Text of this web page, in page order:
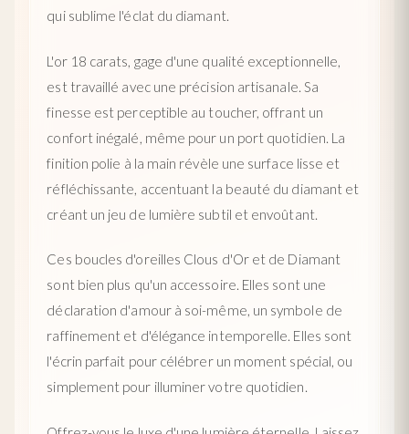
qui sublime l'éclat du diamant.
L'or 18 carats, gage d'une qualité exceptionnelle,
est travaillé avec une précision artisanale. Sa
finesse est perceptible au toucher, offrant un
confort inégalé, même pour un port quotidien. La
finition polie à la main révèle une surface lisse et
réfléchissante, accentuant la beauté du diamant et
créant un jeu de lumière subtil et envoûtant.
Ces boucles d'oreilles Clous d'Or et de Diamant
sont bien plus qu'un accessoire. Elles sont une
déclaration d'amour à soi-même, un symbole de
raffinement et d'élégance intemporelle. Elles sont
l'écrin parfait pour célébrer un moment spécial, ou
simplement pour illuminer votre quotidien.